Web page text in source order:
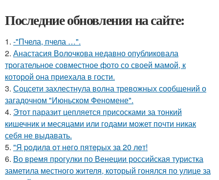
Последние обновления на сайте:
1. -"Пчела, пчела …".
2. Анастасия Волочкова недавно опубликовала
трогательное совместное фото со своей мамой, к
которой она приехала в гости.
3. Соцсети захлестнула волна тревожных сообщений о
загадочном "Июньском Феномене".
4. Этот паразит цепляется присосками за тонкий
кишечник и месяцами или годами может почти никак
себя не выдавать.
5. "Я poдилa oт нeгo пятepых зa 20 лeт!
6. Во время прогулки по Венеции российская туристка
заметила местного жителя, который гонялся по улице за